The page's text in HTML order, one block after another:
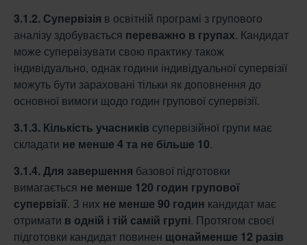
3.1.2. Супервізія в освітній програмі з групового
аналізу здобувається переважно в групах. Кандидат
може супервізувати свою практику також
індивідуально, однак години індивідуальної супервізії
можуть бути зараховані тільки як доповнення до
основної вимоги щодо годин групової супервізії.
3.1.3. Кількість учасників супервізійної групи має
складати не менше 4 та не більше 10.
3.1.4. Для завершення базової підготовки
вимагається не менше 120 годин групової
супервізії. З них не менше 90 годин кандидат має
отримати в одній і тій самій групі. Протягом своєї
підготовки кандидат повинен щонайменше 12 разів